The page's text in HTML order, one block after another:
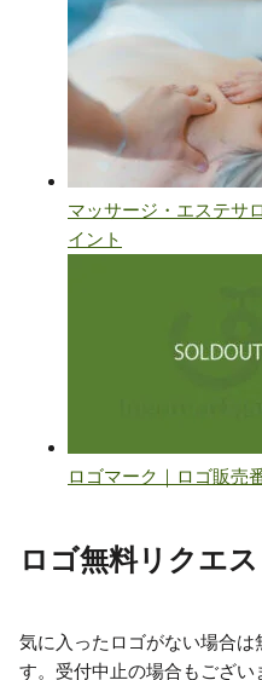
ロゴ無料リクエス
気に入ったロゴがない場合は
す。受付中止の場合もござい